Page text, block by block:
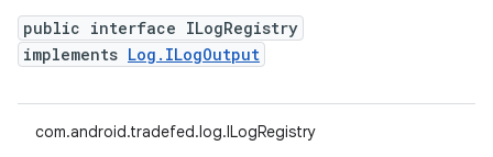
public interface ILogRegistry
implements Log.ILogOutput
com.android.tradefed.log.ILogRegistry